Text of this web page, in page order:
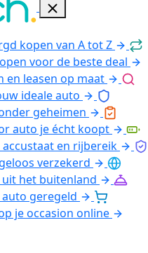
kopen van A tot Z
voor de beste deal
en leasen op maat
ideale auto
geheimen
auto je écht koopt
en rijbereik
verzekerd
het buitenland
geregeld
je occasion online